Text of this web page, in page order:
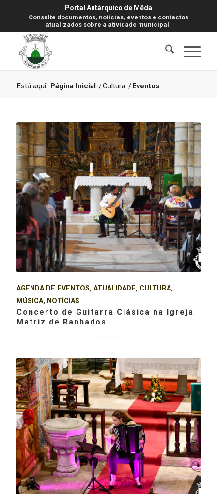
Portal Autárquico de Mêda
Consulte documentos, notícias, eventos e contactos
atualizados sobre a atividade municipal.
Está aqui: Página Inicial /Cultura / Eventos
AGENDA DE EVENTOS, ATUALIDADE, CULTURA,
MÚSICA, NOTÍCIAS
Concerto de Guitarra Clásica na Igreja
Matriz de Ranhados